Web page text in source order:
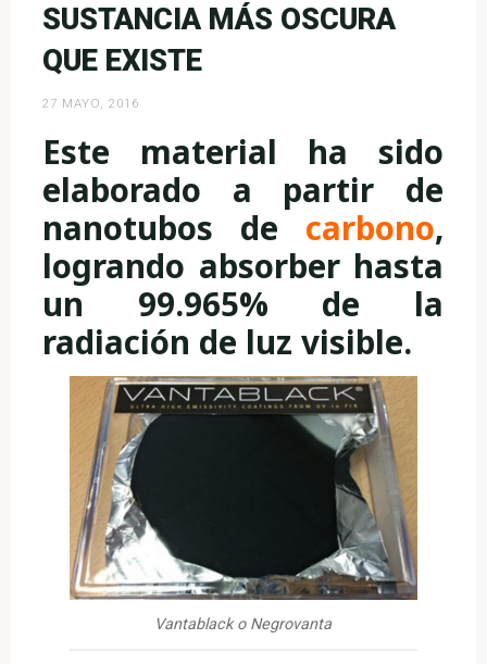
SUSTANCIA MÁS OSCURA
QUE EXISTE
27 MAYO, 2016
Este material ha sido
elaborado a partir de
nanotubos de carbono,
logrando absorber hasta
un 99.965% de la
radiación de luz visible.
Vantablack o Negrovanta